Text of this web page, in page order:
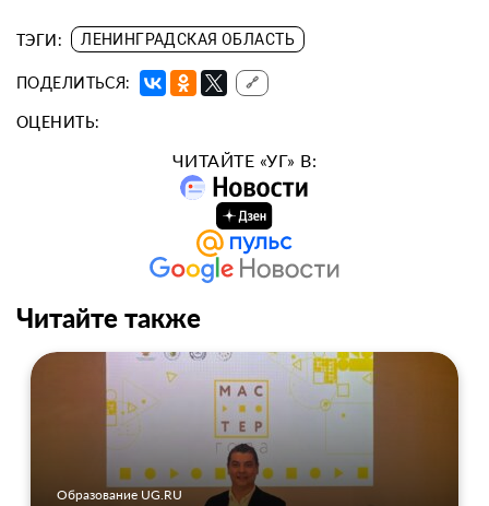
ТЭГИ: ЛЕНИНГРАДСКАЯ ОБЛАСТЬ
ПОДЕЛИТЬСЯ: 🔗
ОЦЕНИТЬ:
ЧИТАЙТЕ «УГ» В:
Читайте также
Образование UG.RU